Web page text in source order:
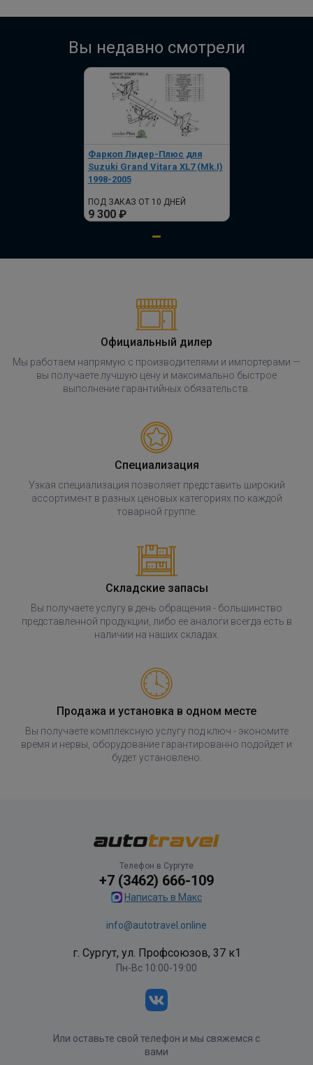
Вы недавно смотрели
Фаркоп Лидер-Плюс для
Suzuki Grand Vitara XL7 (Mk.I)
1998-2005
ПОД ЗАКАЗ ОТ 10 ДНЕЙ
9 300 ₽
Официальный дилер
Мы работаем напрямую с производителями и импортерами —
вы получаете лучшую цену и максимально быстрое
выполнение гарантийных обязательств.
Специализация
Узкая специализация позволяет представить широкий
ассортимент в разных ценовых категориях по каждой
товарной группе.
Складские запасы
Вы получаете услугу в день обращения - большинство
представленной продукции, либо ее аналоги всегда есть в
наличии на наших складах.
Продажа и установка в одном месте
Вы получаете комплексную услугу под ключ - экономите
время и нервы, оборудование гарантированно подойдет и
будет установлено.
Телефон в Сургуте
+7 (3462) 666-109
Написать в Макс
info@autotravel.online
г. Сургут, ул. Профсоюзов, 37 к1
Пн-Вс 10:00-19:00
Или оставьте свой телефон и мы свяжемся с
вами